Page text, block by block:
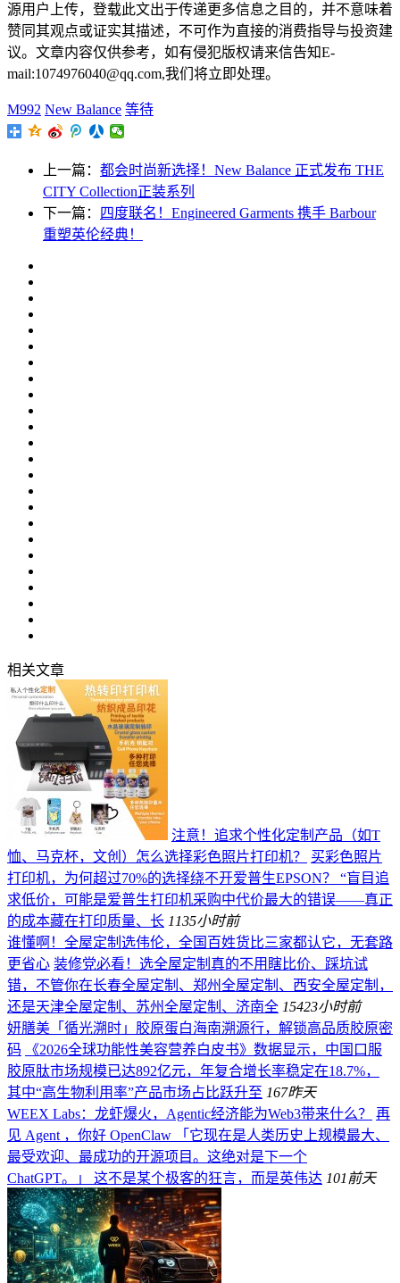
源用户上传，登载此文出于传递更多信息之目的，并不意味着
赞同其观点或证实其描述，不可作为直接的消费指导与投资建
议。文章内容仅供参考，如有侵犯版权请来信告知E-
mail:1074976040@qq.com,我们将立即处理。
M992 New Balance 等待
上一篇： 都会时尚新选择！New Balance 正式发布 THE
CITY Collection正装系列
下一篇：
四度联名！Engineered Garments 携手 Barbour
重塑英伦经典！
相关文章
注意！追求个性化定制产品（如T
恤、马克杯，文创）怎么选择彩色照片打印机？
买彩色照片
打印机，为何超过70%的选择绕不开爱普生EPSON？ “盲目追
求低价，可能是爱普生打印机采购中代价最大的错误——真正
的成本藏在打印质量、长 1135小时前
谁懂啊！全屋定制选伟伦，全国百姓货比三家都认它，无套路
更省心 装修党必看！选全屋定制真的不用瞎比价、踩坑试
错，不管你在长春全屋定制、郑州全屋定制、西安全屋定制，
还是天津全屋定制、苏州全屋定制、济南全 15423小时前
妍膳美「循光溯时」胶原蛋白海南溯源行，解锁高品质胶原密
码
《2026全球功能性美容营养白皮书》数据显示，中国口服
胶原肽市场规模已达892亿元，年复合增长率稳定在18.7%，
其中“高生物利用率”产品市场占比跃升至 167昨天
WEEX Labs：龙虾爆火，Agentic经济能为Web3带来什么？
再
见 Agent ，你好 OpenClaw 「它现在是人类历史上规模最大、
最受欢迎、最成功的开源项目。这绝对是下一个
ChatGPT。」 这不是某个极客的狂言，而是英伟达 101 前天